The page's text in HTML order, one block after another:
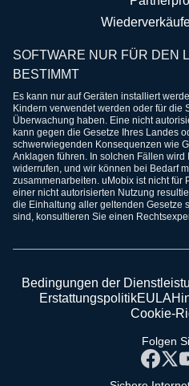
SOFTWARE NUR FÜR DEN
BESTIMMT
Es kann nur auf Geräten installiert
Kindern verwendet werden oder für die
Überwachung haben. Eine nicht
kann gegen die Gesetze Ihres Landes
schwerwiegenden Konsequenzen wie
Anklagen führen. In solchen Fällen
widerrufen, und wir können bei Bedarf
zusammenarbeiten. uMobix ist nicht für
einer nicht autorisierten Nutzung
die Einhaltung aller geltenden Gesetze
sind, konsultieren Sie einen
Bedingungen der
ErstattungspolitikEULA
Cookie-
Folgen